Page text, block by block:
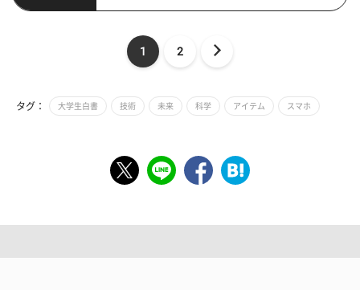
1 2
タグ： 大学生白書 技術 未来 科学 アイテム スマホ